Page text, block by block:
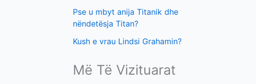
Pse u mbyt anija Titanik dhe
nëndetësja Titan?
Kush e vrau Lindsi Grahamin?
Më Të Vizituarat